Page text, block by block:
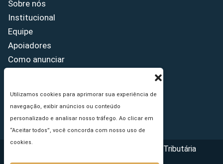
Utilizamos cookies para aprimorar sua experiência de
navegação, exibir anúncios ou conteúdo
personalizado e analisar nosso tráfego. Ao clicar em
“Aceitar todos”, você concorda com nosso uso de
cookies.
Sobre nós
Institucional
Equipe
Apoiadores
Como anunciar
Princípios Editoriais
Copyright © 2026 - Portal da Reforma Tributária